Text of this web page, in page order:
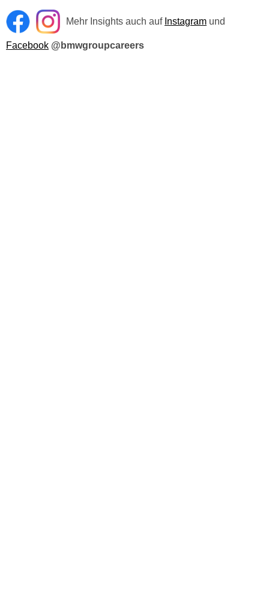
Mehr Insights auch auf Instagram und
Facebook @bmwgroupcareers